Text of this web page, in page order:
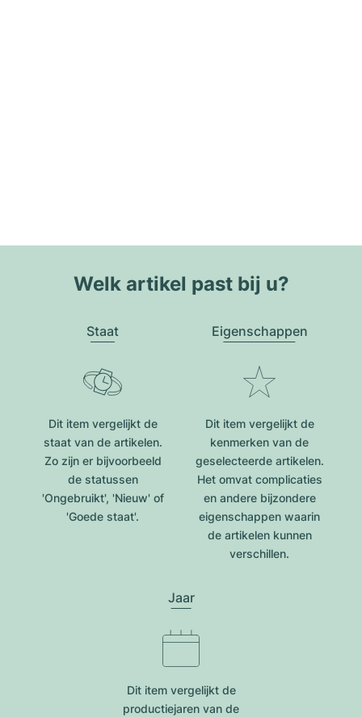
Welk artikel past bij u?
Staat
Dit item vergelijkt de
staat van de artikelen.
Zo zijn er bijvoorbeeld
de statussen
'Ongebruikt', 'Nieuw' of
'Goede staat'.
Eigenschappen
Dit item vergelijkt de
kenmerken van de
geselecteerde artikelen.
Het omvat complicaties
en andere bijzondere
eigenschappen waarin
de artikelen kunnen
verschillen.
Jaar
Dit item vergelijkt de
productiejar​en van de